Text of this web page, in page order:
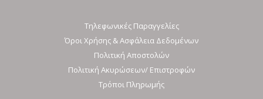
Τηλεφωνικές Παραγγελίες
Όροι Χρήσης & Ασφάλεια Δεδομένων
Πολιτική Αποστολών
Πολιτική Ακυρώσεων/ Επιστροφών
Τρόποι Πληρωμής